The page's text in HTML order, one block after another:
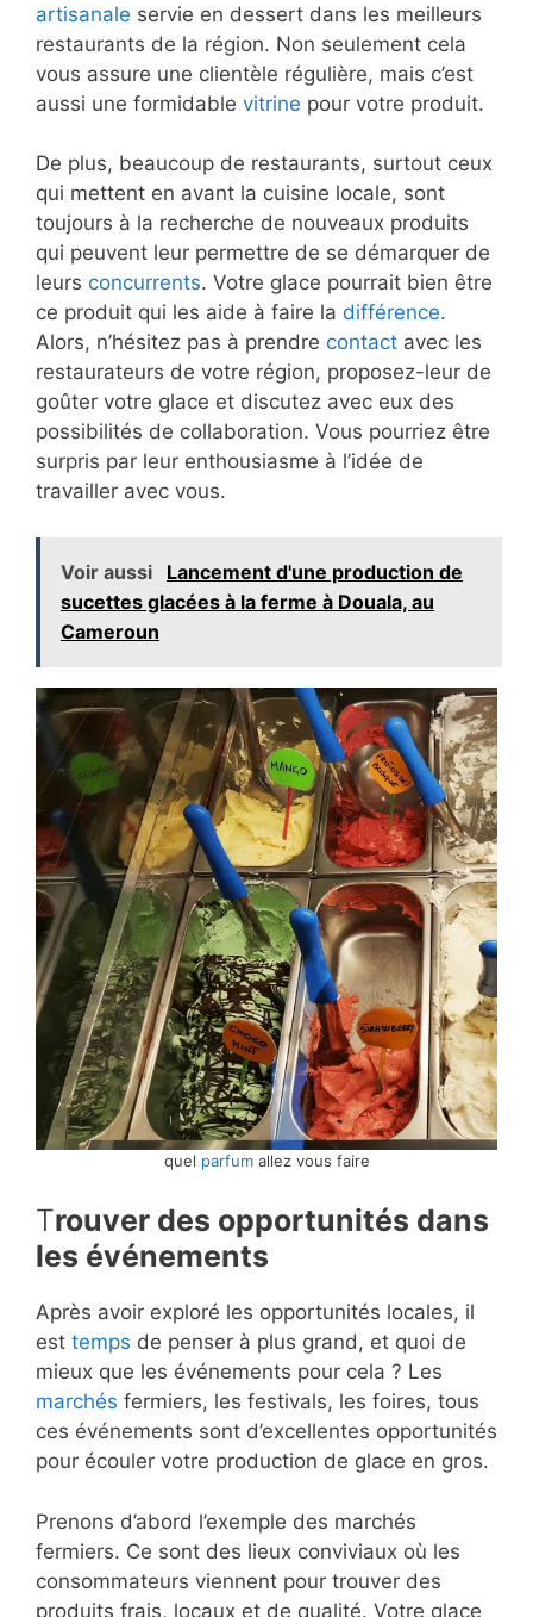
artisanale servie en dessert dans les meilleurs
restaurants de la région. Non seulement cela
vous assure une clientèle régulière, mais c’est
aussi une formidable vitrine pour votre produit.
De plus, beaucoup de restaurants, surtout ceux
qui mettent en avant la cuisine locale, sont
toujours à la recherche de nouveaux produits
qui peuvent leur permettre de se démarquer de
leurs concurrents. Votre glace pourrait bien être
ce produit qui les aide à faire la différence.
Alors, n’hésitez pas à prendre contact avec les
restaurateurs de votre région, proposez-leur de
goûter votre glace et discutez avec eux des
possibilités de collaboration. Vous pourriez être
surpris par leur enthousiasme à l’idée de
travailler avec vous.
Voir aussi
Lancement d'une production de
sucettes glacées à la ferme à Douala, au
Cameroun
quel parfumallez vous faire
Trouver des opportunités dans
les événements
Après avoir exploré les opportunités locales, il
est temps de penser à plus grand, et quoi de
mieux que les événements pour cela ? Les
marchés fermiers, les festivals, les foires, tous
ces événements sont d’excellentes opportunités
pour écouler votre production de glace en gros.
Prenons d’abord l’exemple des marchés
fermiers. Ce sont des lieux conviviaux où les
consommateurs viennent pour trouver des
produits frais, locaux et de qualité. Votre glace